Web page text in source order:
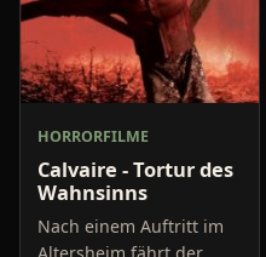
HORRORFILME
Calvaire - Tortur des
Wahnsinns
Nach einem Auftritt im